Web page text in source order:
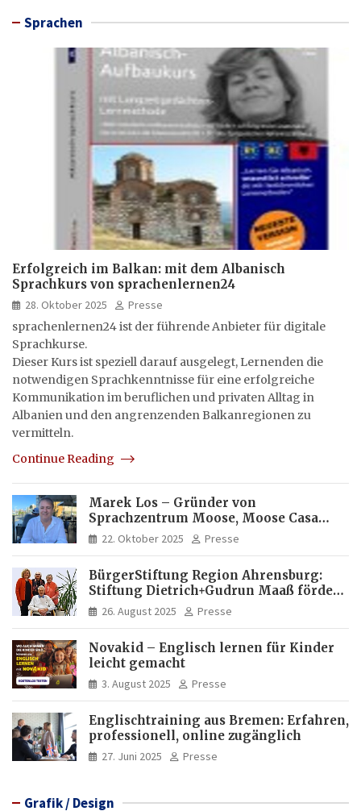
Sprachen
Erfolgreich im Balkan: mit dem Albanisch
Sprachkurs von sprachenlernen24
28. Oktober 2025
Presse
sprachenlernen24 ist der führende Anbieter für digitale
Sprachkurse.
Dieser Kurs ist speziell darauf ausgelegt, Lernenden die
notwendigen Sprachkenntnisse für eine erfolgreiche
Kommunikation im beruflichen und privaten Alltag in
Albanien und den angrenzenden Balkanregionen zu
vermitteln.
Continue Reading
Marek Los – Gründer von
Sprachzentrum Moose, Moose Casa
Italia und Apartamento Brasil |
Internationaler Experte für Bildung
22. Oktober 2025 Presse
BürgerStiftung Region Ahrensburg:
Stiftung Dietrich+Gudrun Maaß fördert
Deutschkenntnisse von Frauen
26. August 2025 Presse
Novakid – Englisch lernen für Kinder
leicht gemacht
3. August 2025 Presse
Englischtraining aus Bremen: Erfahren,
professionell, online zugänglich
27. Juni 2025 Presse
Grafik / Design